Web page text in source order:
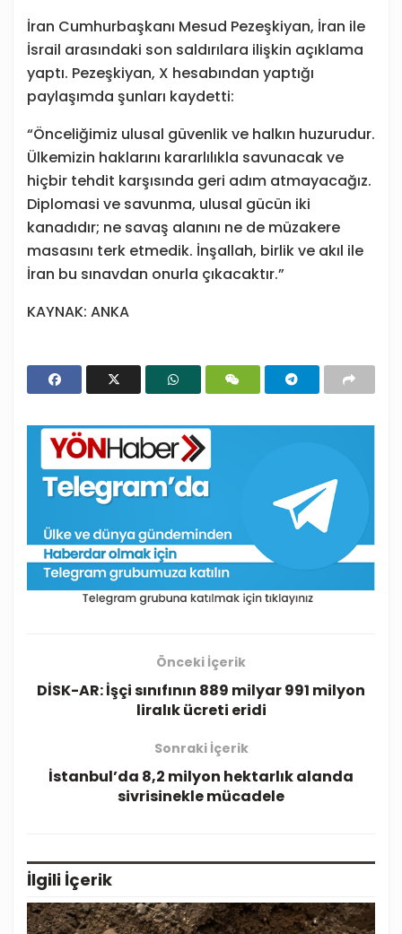
İran Cumhurbaşkanı Mesud Pezeşkiyan, İran ile
İsrail arasındaki son saldırılara ilişkin açıklama
yaptı. Pezeşkiyan, X hesabından yaptığı
paylaşımda şunları kaydetti:
“Önceliğimiz ulusal güvenlik ve halkın huzurudur.
Ülkemizin haklarını kararlılıkla savunacak ve
hiçbir tehdit karşısında geri adım atmayacağız.
Diplomasi ve savunma, ulusal gücün iki
kanadıdır; ne savaş alanını ne de müzakere
masasını terk etmedik. İnşallah, birlik ve akıl ile
İran bu sınavdan onurla çıkacaktır.”
KAYNAK: ANKA
Önceki İçerik
DİSK-AR: İşçi sınıfının 889 milyar 991 milyon
liralık ücreti eridi
Sonraki İçerik
İstanbul’da 8,2 milyon hektarlık alanda
sivrisinekle mücadele
İlgili İçerik